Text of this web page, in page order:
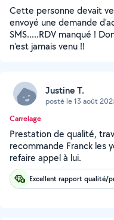
Cette personne devait
envoyé une demande
SMS.....RDV manqué !
n'est jamais venu !!
Justine T.
posté le 13 août
Carrelage
Prestation de qualité,
recommande Franck les
refaire appel à lui.
Excellent rapport qualité/